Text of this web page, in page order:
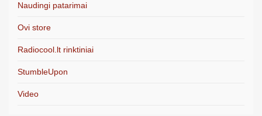
Naudingi patarimai
Ovi store
Radiocool.lt rinktiniai
StumbleUpon
Video